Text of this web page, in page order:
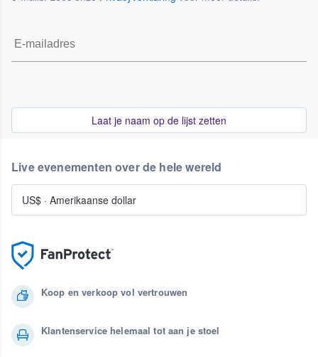
Laat je naam op de lijst zetten
Koop en verkoop vol vertrouwen
Klantenservice helemaal tot aan je stoel
Live evenementen over de hele wereld
US$ · Amerikaanse dollar